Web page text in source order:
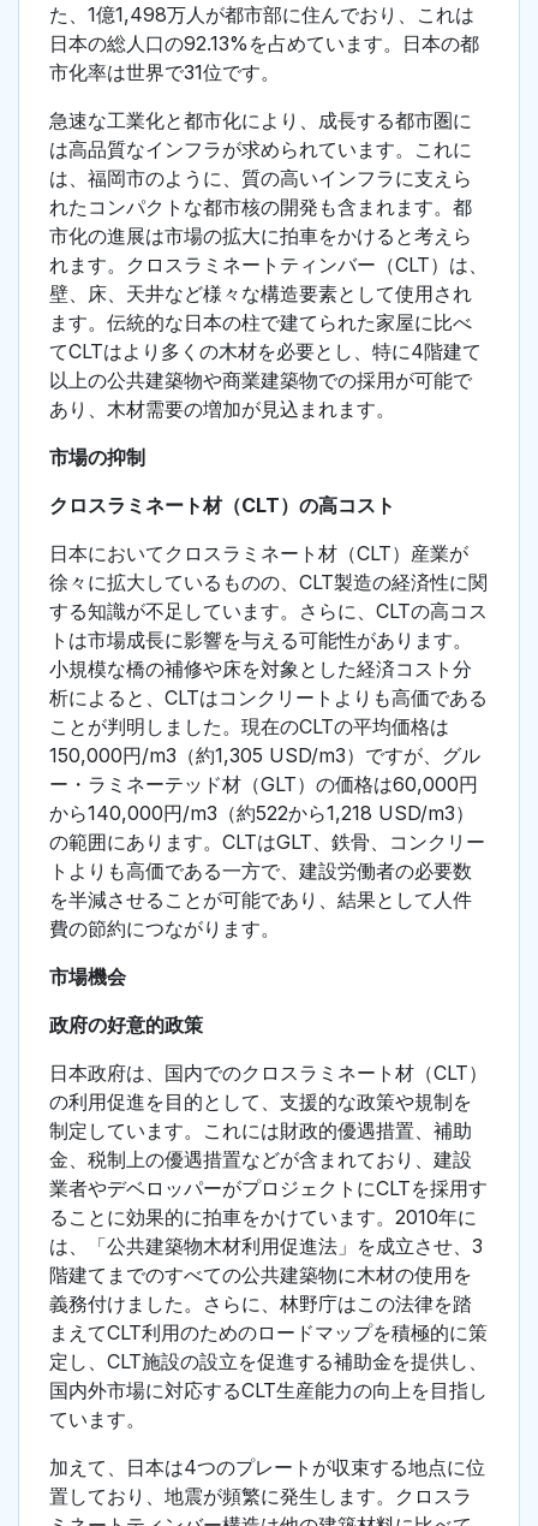
た、1億1,498万人が都市部に住んでおり、これは
日本の総人口の92.13%を占めています。日本の都
市化率は世界で31位です。
急速な工業化と都市化により、成長する都市圏に
は高品質なインフラが求められています。これに
は、福岡市のように、質の高いインフラに支えら
れたコンパクトな都市核の開発も含まれます。都
市化の進展は市場の拡大に拍車をかけると考えら
れます。クロスラミネートティンバー（CLT）は、
壁、床、天井など様々な構造要素として使用され
ます。伝統的な日本の柱で建てられた家屋に比べ
てCLTはより多くの木材を必要とし、特に4階建て
以上の公共建築物や商業建築物での採用が可能で
あり、木材需要の増加が見込まれます。
市場の抑制
クロスラミネート材（CLT）の高コスト
日本においてクロスラミネート材（CLT）産業が
徐々に拡大しているものの、CLT製造の経済性に関
する知識が不足しています。さらに、CLTの高コス
トは市場成長に影響を与える可能性があります。
小規模な橋の補修や床を対象とした経済コスト分
析によると、CLTはコンクリートよりも高価である
ことが判明しました。現在のCLTの平均価格は
150,000円/m3（約1,305 USD/m3）ですが、グル
ー・ラミネーテッド材（GLT）の価格は60,000円
から140,000円/m3（約522から1,218 USD/m3）
の範囲にあります。CLTはGLT、鉄骨、コンクリー
トよりも高価である一方で、建設労働者の必要数
を半減させることが可能であり、結果として人件
費の節約につながります。
市場機会
政府の好意的政策
日本政府は、国内でのクロスラミネート材（CLT）
の利用促進を目的として、支援的な政策や規制を
制定しています。これには財政的優遇措置、補助
金、税制上の優遇措置などが含まれており、建設
業者やデベロッパーがプロジェクトにCLTを採用す
ることに効果的に拍車をかけています。2010年に
は、「公共建築物木材利用促進法」を成立させ、3
階建てまでのすべての公共建築物に木材の使用を
義務付けました。さらに、林野庁はこの法律を踏
まえてCLT利用のためのロードマップを積極的に策
定し、CLT施設の設立を促進する補助金を提供し、
国内外市場に対応するCLT生産能力の向上を目指し
ています。
加えて、日本は4つのプレートが収束する地点に位
置しており、地震が頻繁に発生します。クロスラ